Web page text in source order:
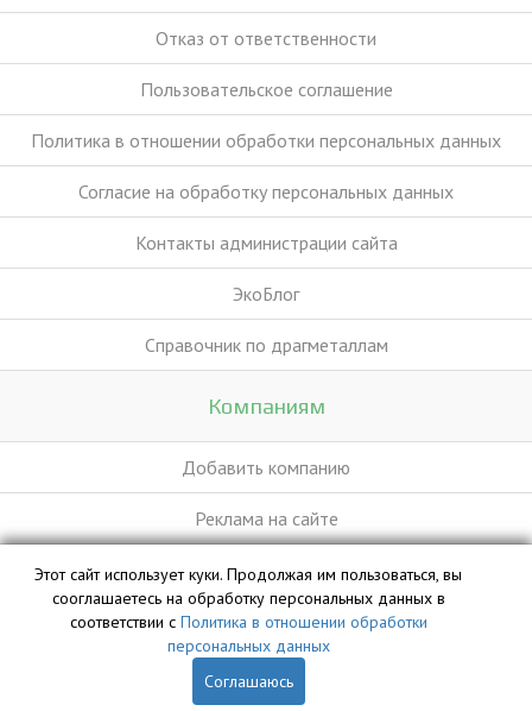
Отказ от ответственности
Пользовательское соглашение
Политика в отношении обработки персональных данных
Согласие на обработку персональных данных
Контакты администрации сайта
ЭкоБлог
Справочник по драгметаллам
Компаниям
Добавить компанию
Реклама на сайте
База данных сайта vyvoz.org является интеллектуальной
собственностью ООО «Профит» и охраняется законом.
Этот сайт использует куки. Продолжая им пользоваться, вы
сооглашаетесь на обработку персональных данных в
соответствии с Политика в отношении обработки
персональных данных
Соглашаюсь